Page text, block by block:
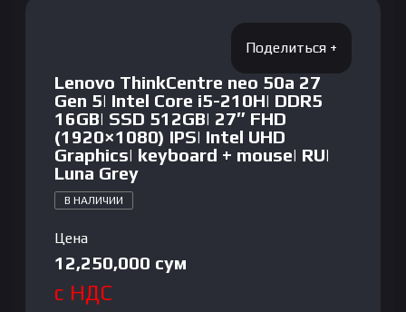
Lenovo ThinkCentre neo 50a 27
Gen 5| Intel Core i5-210H| DDR5
16GB| SSD 512GB| 27″ FHD
(1920×1080) IPS| Intel UHD
Graphics| keyboard + mouse| RU|
Luna Grey
В НАЛИЧИИ
Цена
12,250,000 сум
с НДС